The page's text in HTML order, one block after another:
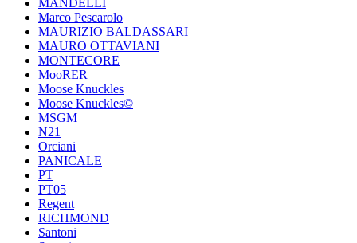
MANDELLI
Marco Pescarolo
MAURIZIO BALDASSARI
MAURO OTTAVIANI
MONTECORE
MooRER
Moose Knuckles
Moose Knuckles©️
MSGM
N21
Orciani
PANICALE
PT
PT05
Regent
RICHMOND
Santoni